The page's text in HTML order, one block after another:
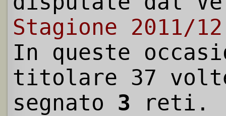
Stagione 2011/12
In queste
titolare 37
segnato 3 reti.